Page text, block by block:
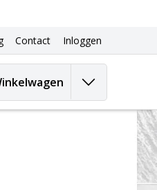
Contact Inloggen